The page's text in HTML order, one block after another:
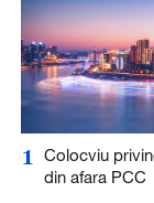
1
Colocviu
din afara PCC